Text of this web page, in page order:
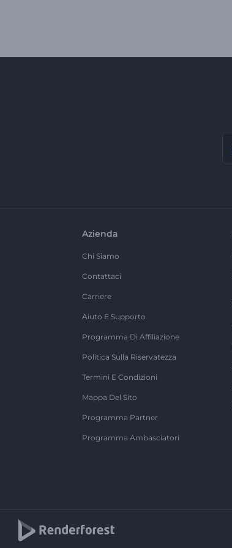
Azienda
Chi Siamo
Contattaci
Carriere
Aiuto E Supporto
Programma Di Affiliazione
Politica Sulla Riservatezza
Termini E Condizioni
Mappa Del Sito
Programma Partner
Programma Ambasciatori